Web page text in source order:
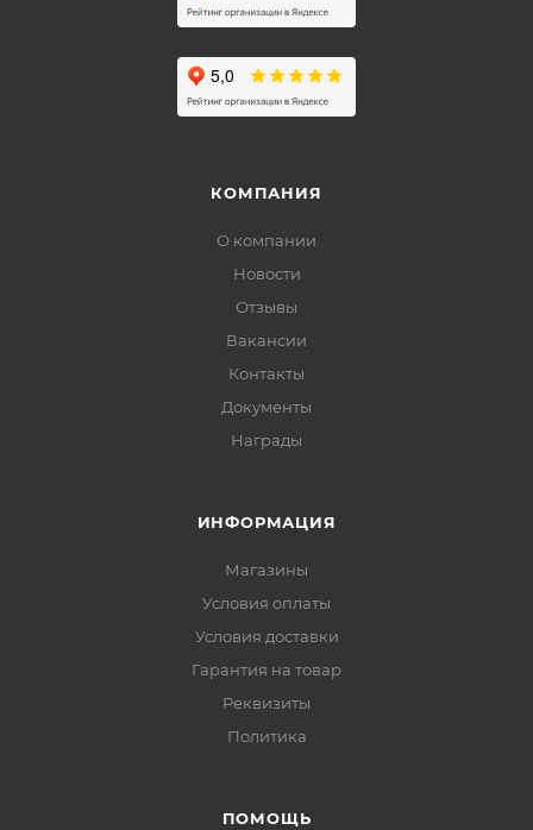
КОМПАНИЯ
О компании
Новости
Отзывы
Вакансии
Контакты
Документы
Награды
ИНФОРМАЦИЯ
Магазины
Условия оплаты
Условия доставки
Гарантия на товар
Реквизиты
Политика
ПОМОЩЬ